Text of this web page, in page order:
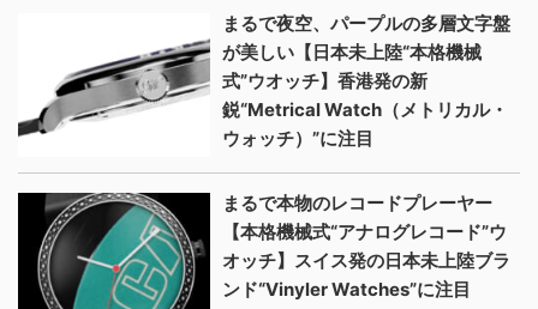
まるで夜空、パープルの多層文字盤
が美しい【日本未上陸“本格機械
式”ウオッチ】香港発の新
鋭“Metrical Watch（メトリカル・
ウォッチ）”に注目
まるで本物のレコードプレーヤー
【本格機械式“アナログレコード”ウ
オッチ】スイス発の日本未上陸ブラ
ンド“Vinyler Watches”に注目